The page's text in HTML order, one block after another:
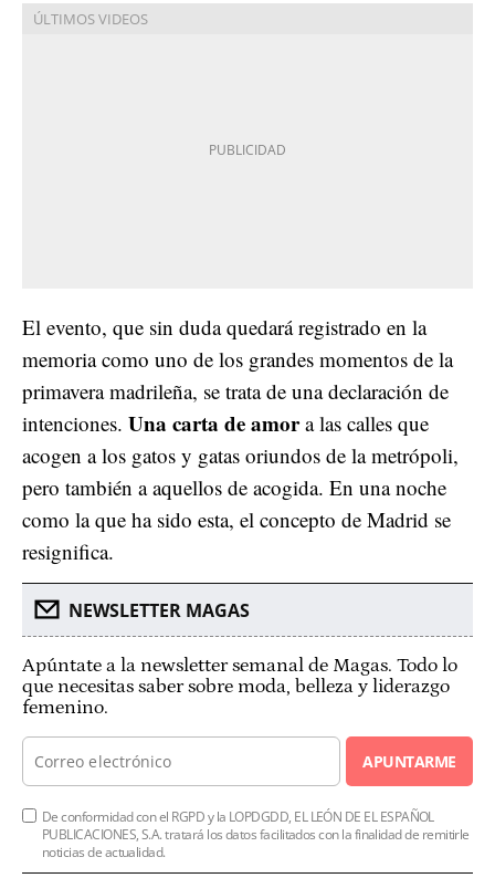
El evento, que sin duda quedará registrado en la
memoria como uno de los grandes momentos de la
primavera madrileña, se trata de una declaración de
intenciones. Una carta de amora las calles que
acogen a los gatos y gatas oriundos de la metrópoli,
pero también a aquellos de acogida. En una noche
como la que ha sido esta, el concepto de Madrid se
resignifica.
NEWSLETTER MAGAS
Apúntate a la newsletter semanal de Magas. Todo lo
que necesitas saber sobre moda, belleza y liderazgo
femenino.
APUNTARME
De conformidad con el RGPD y la LOPDGDD, EL LEÓN DE EL ESPAÑOL
PUBLICACIONES, S.A. tratará los datos facilitados con la finalidad de remitirle
noticias de actualidad.